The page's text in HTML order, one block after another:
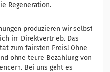
Regeneration.
produzieren wir selbst
im Direktvertrieb. Das
zum fairsten Preis! Ohne
ohne teure Bezahlung von
Bei uns geht es